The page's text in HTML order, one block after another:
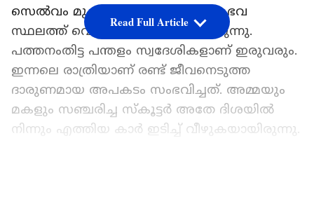
സെൽവം മുഹമ്മദ് കുഞ്ഞ് (53) സംഭവ
സ്ഥലത്ത് വെച്ച് തന്നെ മരണപെട്ടിരുന്നു.
പത്തനംതിട്ട പന്തളം സ്വദേശികളാണ് ഇരുവരും.
ഇന്നലെ രാത്രിയാണ് രണ്ട് ജീവനെടുത്ത
ദാരുണമായ അപകടം സംഭവിച്ചത്. അമ്മയും
മകളും സഞ്ചരിച്ച സ്‌കൂട്ടർ അതേ ദിശയിൽ
നിന്നും എത്തിയ കാർ ഇടിച്ച് വീഴുകയായിരുന്നു.
Read Full Article